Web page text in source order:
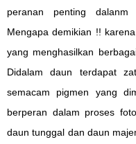
peranan penting dalanm
Mengapa demikian !!
yang menghasilkan
Didalam daun terdapat
semacam pigmen yang
berperan dalam proses
daun tunggal dan daun